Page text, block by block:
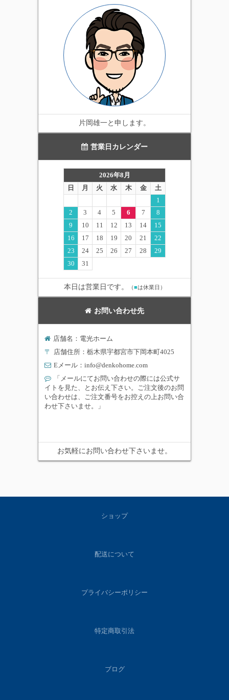
ション。当店一番のオス
スメ商品です。
片岡雄一と申します。
営業日カレンダー
2026年8月
日
月 火 水 木 金
土
1
2
3 4 5 6 7
8
9
10 11 12 13 14
15
16
17 18 19 20 21
22
23
24 25 26 27 28
29
30
31
本日は営業日です。 （■は休業日）
お問い合わせ先
店舗名：電光ホーム
〒 店舗住所：栃木県宇都宮市下岡本町4025
Eメール： info@denkohome.com
「メールにてお問い合わせの際には公式サ
イトを見た、とお伝え下さい。ご注文後のお問
い合わせは、ご注文番号をお控えの上お問い合
わせ下さいませ。」
お気軽にお問い合わせ下さいませ。
ショップ
配送について
プライバシーポリシー
特定商取引法
ブログ